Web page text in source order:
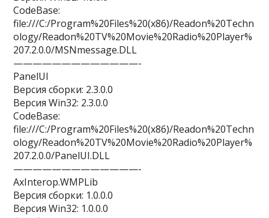
CodeBase:
file:///C:/Program%20Files%20(x86)/Readon%20Techn
ology/Readon%20TV%20Movie%20Radio%20Player%
207.2.0.0/MSNmessage.DLL
—————————————-
PanelUI
Версия сборки: 2.3.0.0
Версия Win32: 2.3.0.0
CodeBase:
file:///C:/Program%20Files%20(x86)/Readon%20Techn
ology/Readon%20TV%20Movie%20Radio%20Player%
207.2.0.0/PanelUI.DLL
—————————————-
AxInterop.WMPLib
Версия сборки: 1.0.0.0
Версия Win32: 1.0.0.0